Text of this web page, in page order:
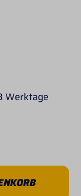
Werktage